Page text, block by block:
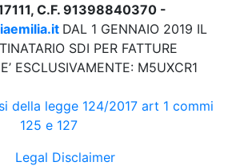
C.F. 91398840370 -
DAL 1 GENNAIO 2019 IL
SDI PER FATTURE
ESCLUSIVAMENTE: M5UXCR1
della legge 124/2017 art 1 commi
125 e 127
Legal Disclaimer